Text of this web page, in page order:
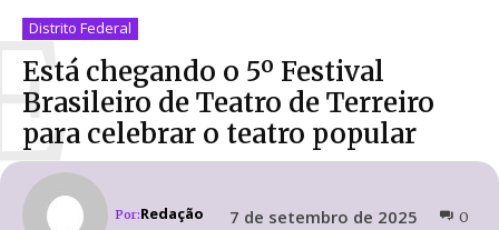
Distrito Federal
Está chegando o 5º Festival
Brasileiro de Teatro de Terreiro
para celebrar o teatro popular
Por:Redação 7 de setembro de 2025 0